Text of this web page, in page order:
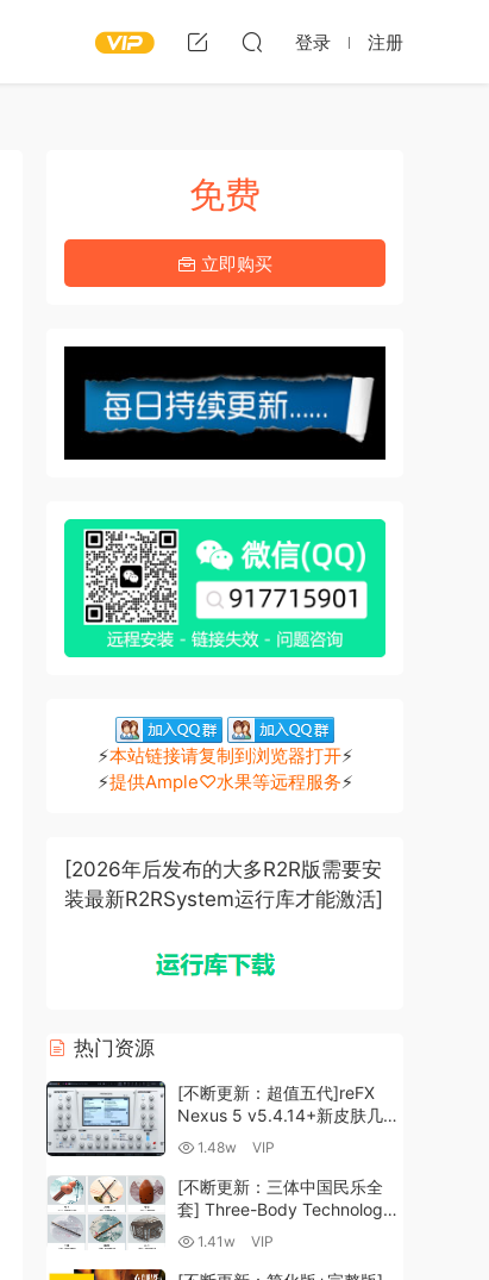
登录 注册
免费
立即购买
⚡本站链接请复制到浏览器打开⚡
⚡提供Ample♡水果等远程服务⚡
[2026年后发布的大多R2R版需要安
装最新R2RSystem运行库才能激活]
热门资源
[不断更新：超值五代]reFX
Nexus 5 v5.4.14+新皮肤几十
套+原厂+全套扩展+教程
1.48w VIP
[不断更新：三体中国民乐全
套] Three-Body Technology-
R2R [WiN, MacOSX]
1.41w VIP